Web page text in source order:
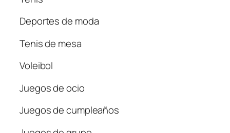
Deportes de moda
Tenis de mesa
Voleibol
Juegos de ocio
Juegos de cumpleaños